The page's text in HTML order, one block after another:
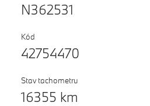
Testovací jízda
Finanční služby
Pojištění
M Performance
N362531
Kód
42754470
Stav tachometru
16355 km